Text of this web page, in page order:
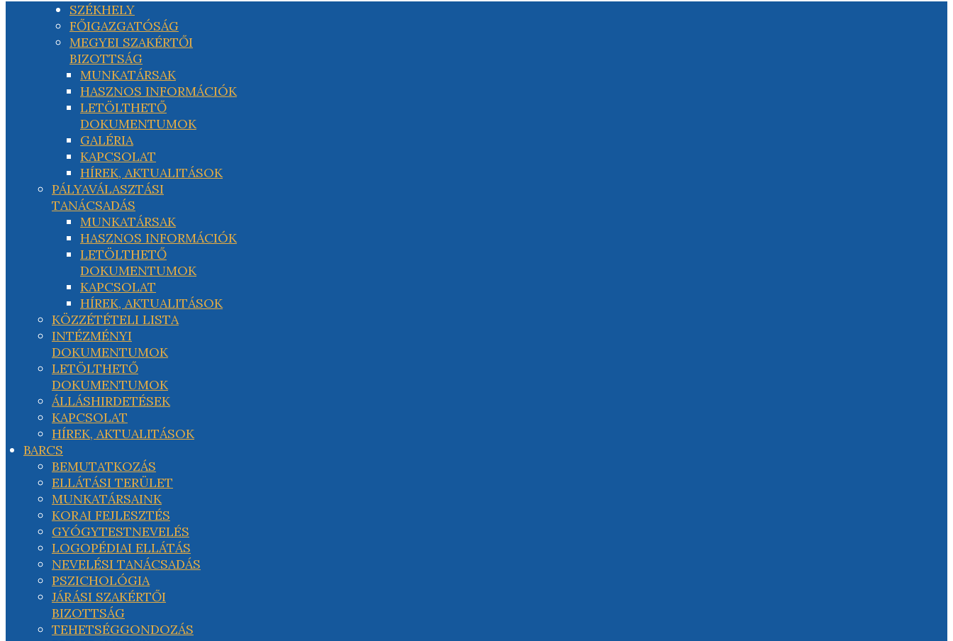
SZÉKHELY
FŐIGAZGATÓSÁG
MEGYEI SZAKÉRTŐI
BIZOTTSÁG
MUNKATÁRSAK
HASZNOS INFORMÁCIÓK
LETÖLTHETŐ
DOKUMENTUMOK
GALÉRIA
KAPCSOLAT
HÍREK, AKTUALITÁSOK
PÁLYAVÁLASZTÁSI
TANÁCSADÁS
MUNKATÁRSAK
HASZNOS INFORMÁCIÓK
LETÖLTHETŐ
DOKUMENTUMOK
KAPCSOLAT
HÍREK, AKTUALITÁSOK
KÖZZÉTÉTELI LISTA
INTÉZMÉNYI
DOKUMENTUMOK
LETÖLTHETŐ
DOKUMENTUMOK
ÁLLÁSHIRDETÉSEK
KAPCSOLAT
HÍREK, AKTUALITÁSOK
BARCS
BEMUTATKOZÁS
ELLÁTÁSI TERÜLET
MUNKATÁRSAINK
KORAI FEJLESZTÉS
GYÓGYTESTNEVELÉS
LOGOPÉDIAI ELLÁTÁS
NEVELÉSI TANÁCSADÁS
PSZICHOLÓGIA
JÁRÁSI SZAKÉRTŐI
BIZOTTSÁG
TEHETSÉGGONDOZÁS